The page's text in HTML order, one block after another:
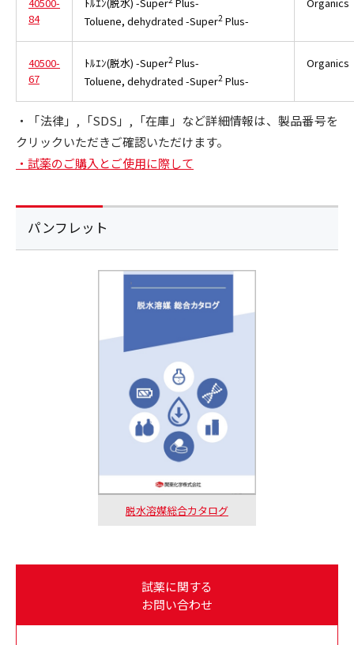
40500-
84
ﾄﾙｴﾝ(脱水) -Super Plus-
Toluene, dehydrated -Super2 Plus-
Organics
40500-
67
ﾄﾙｴﾝ(脱水) -Super2 Plus-
Toluene, dehydrated -Super2 Plus-
Organics
・「法律」,「SDS」,「在庫」など詳細情報は、製品番号を
クリックいただきご確認いただけます。
・試薬のご購入とご使用に際して
パンフレット
脱水溶媒総合カタログ
試薬に関する
お問い合わせ